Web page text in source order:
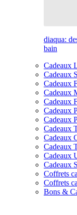
diaqua:
bain
Cadeaux
Cadeaux
Cadeaux
Cadeaux
Cadeaux
Cadeaux
Cadeaux
Cadeaux
Cadeaux
Cadeaux
Cadeaux
Cadeaux
Coffrets
Coffrets
Bons &